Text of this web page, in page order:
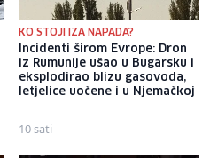
KO STOJI IZA NAPADA?
Incidenti širom Evrope: Dron
iz Rumunije ušao u Bugarsku i
eksplodirao blizu gasovoda,
letjelice uočene i u Njemačkoj
10 sati